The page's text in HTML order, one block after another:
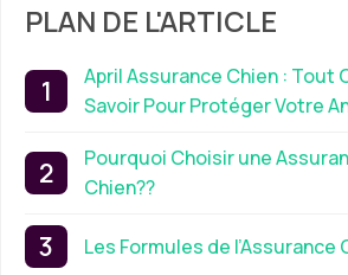
PLAN DE L'ARTICLE
April Assurance Chien : Tout
Savoir Pour Protéger Votre
Pourquoi Choisir une
Chien??
Les Formules de l’Assurance